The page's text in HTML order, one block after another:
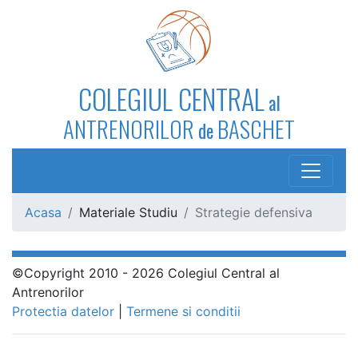
COLEGIUL CENTRALal
ANTRENORILOR de BASCHET
Acasa Materiale Studiu Strategie defensiva
©Copyright 2010 - 2026 Colegiul Central al
Antrenorilor
Protectia datelor
Termene si conditii